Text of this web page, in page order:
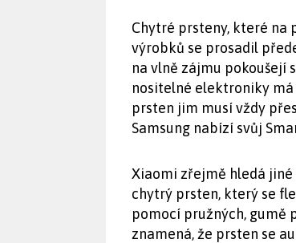
Chytré prsteny, které na
výrobků se prosadil
na vlně zájmu pokoušejí
nositelné elektroniky
prsten jim musí vždy
Samsung nabízí svůj
Xiaomi zřejmě hledá
chytrý prsten, který se
pomocí pružných, gumě
znamená, že prsten se